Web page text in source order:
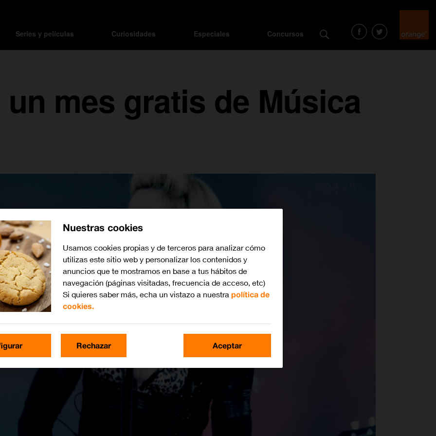
Series y películas Curiosidades Especiales Concursos
mes gratis de Música
Nuestras cookies
Usamos cookies propias y de terceros para analizar cómo
utilizas este sitio web y personalizar los contenidos y
anuncios que te mostramos en base a tus hábitos de
navegación (páginas visitadas, frecuencia de acceso, etc)
Si quieres saber más, echa un vistazo a nuestra política de
cookies.
Rechazar Aceptar